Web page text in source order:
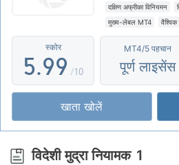
दक्षिण अफ्रीका विनियमन
मुख्य-लेबल MT4
वैश्विक
स्कोर
4
5
6
7
8
.
8
9
8
9 /10
MT4/5 पहचान
पूर्ण लाइसेंस
खाता खोलें
विदेशी मुद्रा नियामक 1